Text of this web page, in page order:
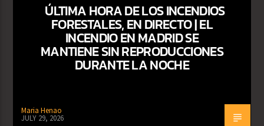
ÚLTIMA HORA DE LOS INCENDIOS
FORESTALES, EN DIRECTO | EL
INCENDIO EN MADRID SE
MANTIENE SIN REPRODUCCIONES
DURANTE LA NOCHE
Maria Henao
JULY 29, 2026